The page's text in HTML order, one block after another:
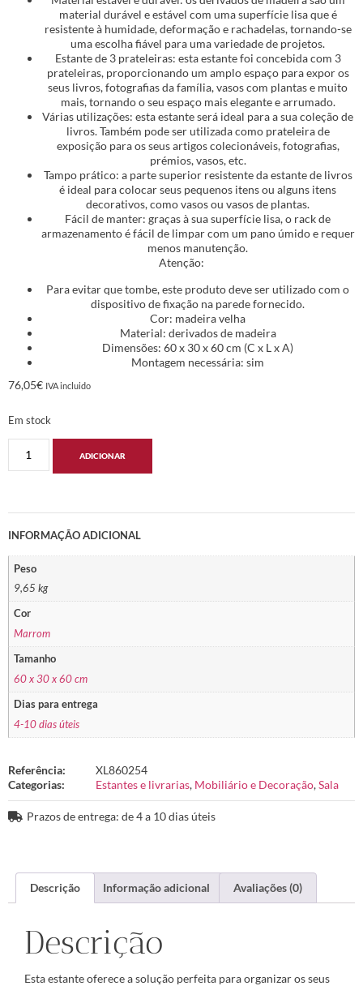
material durável e estável com uma superfície lisa que é
resistente à humidade, deformação e rachadelas, tornando-se
uma escolha fiável para uma variedade de projetos.
Estante de 3 prateleiras: esta estante foi concebida com 3
prateleiras, proporcionando um amplo espaço para expor os
seus livros, fotografias da família, vasos com plantas e muito
mais, tornando o seu espaço mais elegante e arrumado.
Várias utilizações: esta estante será ideal para a sua coleção de
livros. Também pode ser utilizada como prateleira de
exposição para os seus artigos colecionáveis, fotografias,
prémios, vasos, etc.
Tampo prático: a parte superior resistente da estante de livros
é ideal para colocar seus pequenos itens ou alguns itens
decorativos, como vasos ou vasos de plantas.
Fácil de manter: graças à sua superfície lisa, o rack de
armazenamento é fácil de limpar com um pano úmido e requer
menos manutenção.
Atenção:
Para evitar que tombe, este produto deve ser utilizado com o
dispositivo de fixação na parede fornecido.
Cor: madeira velha
Material: derivados de madeira
Dimensões: 60 x 30 x 60 cm (C x L x A)
Montagem necessária: sim
76,05€ IVA incluido
Em stock
ADICIONAR
INFORMAÇÃO ADICIONAL
Peso
9,65 kg
Cor
Marrom
Tamanho
60 x 30 x 60 cm
Dias para entrega
4-10 dias úteis
Referência:
XL860254
Categorias:
Estantes e livrarias, Mobiliário e Decoração,Sala
Prazos de entrega: de 4 a 10 dias úteis
Descrição Informação adicional Avaliações (0)
Descrição
Esta estante oferece a solução perfeita para organizar os seus